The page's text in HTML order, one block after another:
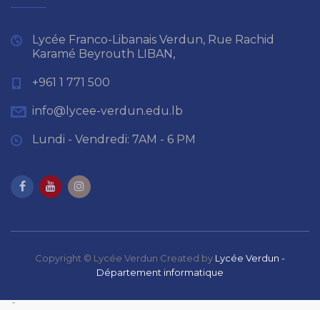
Lycée Franco-Libanais Verdun, Rue Rachid
Karamé Beyrouth LIBAN,
+961 1 771 500
info@lycee-verdun.edu.lb
Lundi - Vendredi: 7AM - 6 PM
Copyright © Lycée Verdun Created by Lycée Verdun -
Département informatique
`